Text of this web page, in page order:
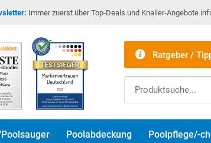
Immer zuerst über Top-Deals und Knaller-Angebote
Ratgeber /
Poolabdeckung Poolpflege/-